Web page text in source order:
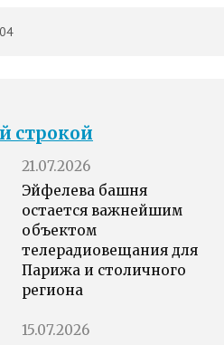
04
строкой
21.07.2026
Эйфелева башня
остается важнейшим
объектом
телерадиовещания для
Парижа и столичного
региона
15.07.2026